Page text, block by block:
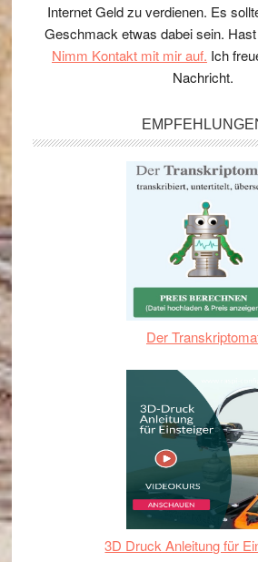
Internet Geld zu verdienen. Es
Geschmack etwas dabei sein.
Nimm Kontakt mit mir auf. Ich
Nachricht.
Der
3D Druck Anleitung für